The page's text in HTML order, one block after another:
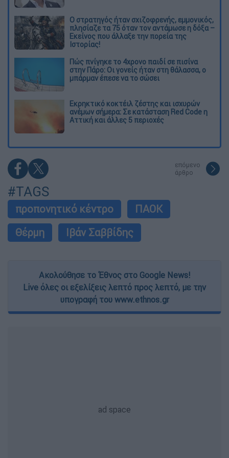
O στρατηγός ήταν σχιζοφρενής, εμμονικός,
πλησίαζε τα 75 όταν τον αντάμωσε η δόξα –
Εκείνος που άλλαξε την πορεία της
Ιστορίας!
Πώς πνίγηκε το 4χρονο παιδί σε πισίνα
στην Πάρο: Οι γονείς ήταν στη θάλασσα, ο
μπάρμαν έπεσε να το σώσει
Εκρηκτικό κοκτέιλ ζέστης και ισχυρών
ανέμων σήμερα: Σε κατάσταση Red Code η
Αττική και άλλες 5 περιοχές
επόμενο
άρθρο
#TAGS
προπονητικό κέντρο
ΠΑΟΚ
Θέρμη
Ιβάν Σαββίδης
Ακολούθησε το Έθνος στο Google News!
Live όλες οι εξελίξεις λεπτό προς λεπτό, με την
υπογραφή του www.ethnos.gr